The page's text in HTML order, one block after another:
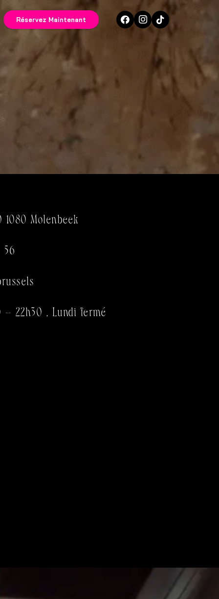
Réservez Maintenant
1080 Molenbeek
56
– 22h30 , Lundi fermé